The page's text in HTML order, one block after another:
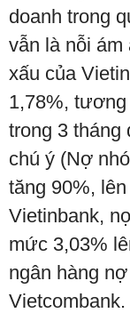
doanh trong
vẫn là nỗi
xấu của
1,78%,
trong 3 tháng
chú ý (Nợ
tăng 90%,
Vietinbank,
mức 3,03%
ngân hàng
Vietcombank.